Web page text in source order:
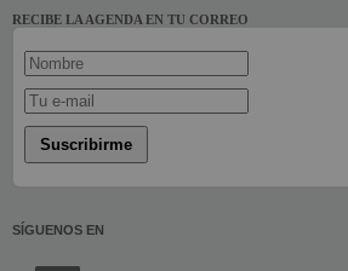
RECIBE LA AGENDA EN TU CORREO
Suscribirme
SÍGUENOS EN